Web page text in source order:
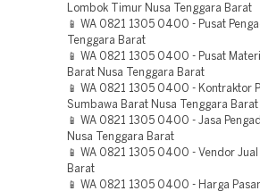
Lombok Timur Nusa Tenggara Barat
📱 WA 0821 1305 0400 - Pusat
Tenggara Barat
📱 WA 0821 1305 0400 - Pusat
Barat Nusa Tenggara Barat
📱 WA 0821 1305 0400 - Kontraktor
Sumbawa Barat Nusa Tenggara Barat
📱 WA 0821 1305 0400 - Jasa
Nusa Tenggara Barat
📱 WA 0821 1305 0400 - Vendor
Barat
📱 WA 0821 1305 0400 - Harga